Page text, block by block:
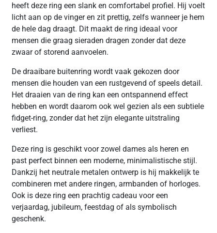
heeft deze ring een slank en comfortabel profiel. Hij voelt
licht aan op de vinger en zit prettig, zelfs wanneer je hem
de hele dag draagt. Dit maakt de ring ideaal voor
mensen die graag sieraden dragen zonder dat deze
zwaar of storend aanvoelen.
De draaibare buitenring wordt vaak gekozen door
mensen die houden van een rustgevend of speels detail.
Het draaien van de ring kan een ontspannend effect
hebben en wordt daarom ook wel gezien als een subtiele
fidget-ring, zonder dat het zijn elegante uitstraling
verliest.
Deze ring is geschikt voor zowel dames als heren en
past perfect binnen een moderne, minimalistische stijl.
Dankzij het neutrale metalen ontwerp is hij makkelijk te
combineren met andere ringen, armbanden of horloges.
Ook is deze ring een prachtig cadeau voor een
verjaardag, jubileum, feestdag of als symbolisch
geschenk.